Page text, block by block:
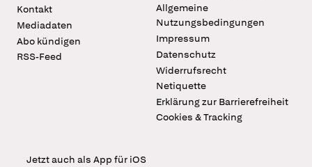
Kontakt
Mediadaten
Abo kündigen
RSS-Feed
Allgemeine
Nutzungsbedingungen
Impressum
Datenschutz
Widerrufsrecht
Netiquette
Erklärung zur Barrierefreiheit
Cookies & Tracking
Jetzt auch als App für iOS